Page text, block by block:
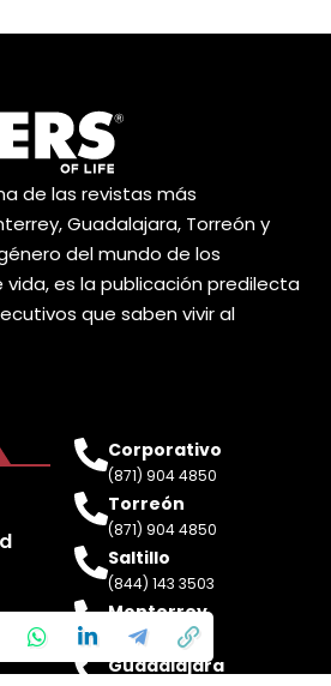
de las revistas más
Guadalajara, Torreón y
del mundo de los
es la publicación predilecta
que saben vivir al
Corporativo
(871) 904 4850
Torreón
(871) 904 4850
Saltillo
(844) 143 3503
Monterrey
(81) 2188 0412
Guadalajara